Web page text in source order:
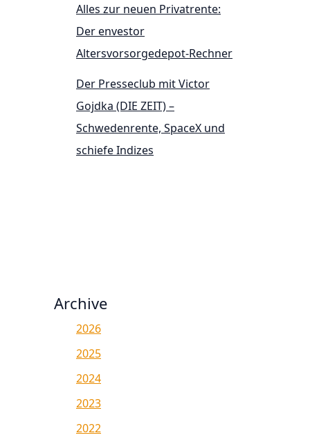
Alles zur neuen Privatrente:
Der envestor
Altersvorsorgedepot-Rechner
Der Presseclub mit Victor
Gojdka (DIE ZEIT) –
Schwedenrente, SpaceX und
schiefe Indizes
Archive
2026
2025
2024
2023
2022